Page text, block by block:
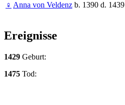
♀ Anna von Veldenz b. 1390 d. 1439
Ereignisse
1429 Geburt:
1475 Tod: